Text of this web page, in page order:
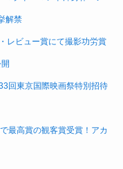
解禁
レビュー賞にて撮影功労賞
回東京国際映画祭特別招待
最高賞の観客賞受賞！アカ